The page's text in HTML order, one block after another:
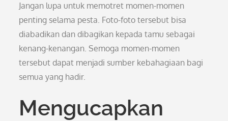
Jangan lupa untuk memotret momen-momen
penting selama pesta. Foto-foto tersebut bisa
diabadikan dan dibagikan kepada tamu sebagai
kenang-kenangan. Semoga momen-momen
tersebut dapat menjadi sumber kebahagiaan bagi
semua yang hadir.
Mengucapkan